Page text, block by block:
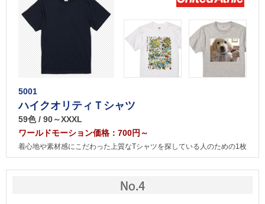
5001
ハイクオリティＴシャツ
59色 / 90～XXXL
ワールドモーション価格：700円～
着心地や素材感にこだわった上質なTシャツを探している人のための1枚